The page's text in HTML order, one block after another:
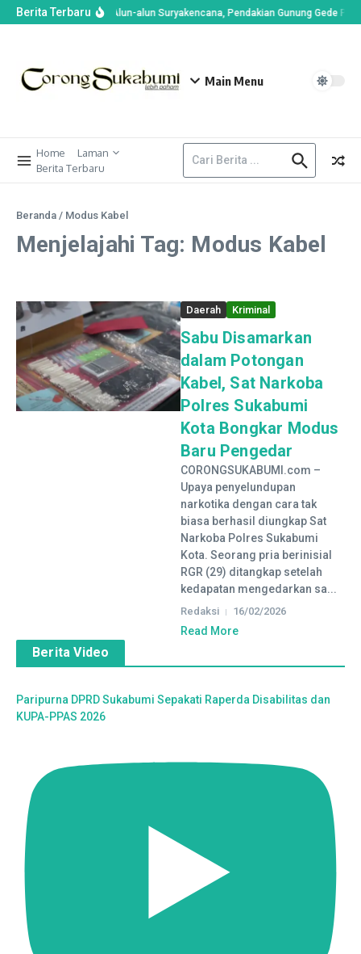
Berita Terbaru
Imbas Kebakaran di Alun-alun Suryakencana, Pendakian Gunung Gede
Main Menu
Home
Laman
Berita Terbaru
Beranda / Modus Kabel
Menjelajahi Tag: Modus Kabel
Daerah Kriminal
Sabu Disamarkan
dalam Potongan
Kabel, Sat Narkoba
Polres Sukabumi
Kota Bongkar Modus
Baru Pengedar
CORONGSUKABUMI.com –
Upaya penyelundupan
narkotika dengan cara tak
biasa berhasil diungkap Sat
Narkoba Polres Sukabumi
Kota. Seorang pria berinisial
RGR (29) ditangkap setelah
kedapatan mengedarkan sa...
Redaksi 16/02/2026
Read More
Berita Video
Paripurna DPRD Sukabumi Sepakati Raperda Disabilitas dan
KUPA-PPAS 2026